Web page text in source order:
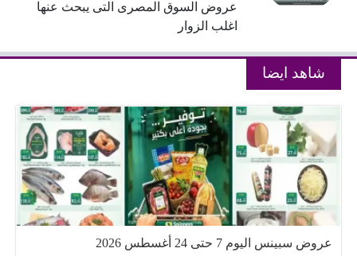
عروض السوق المصرى التى يبحث عنها
اغلب الزوار
شاهد ايضا
عروض سبينس اليوم 7 حتى 24 أغسطس 2026